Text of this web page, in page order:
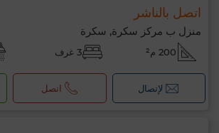
اتصل بالناشر
منزل ب مركز سكرة, سكرة
200 م² 3 غرف
لإتصال اتصل